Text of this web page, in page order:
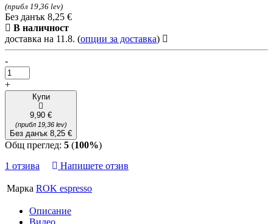
(прибл 19,36 lev)
Без данък 8,25 €
В наличност
доставка на 11.8. (опции за доставка)
-
+
Купи
9,90 €
(прибл 19,36 lev)
Без данък 8,25 €
Общ преглед: 5 (100%)
1 отзива
Напишете отзив
Марка ROK espresso
Описание
Видео